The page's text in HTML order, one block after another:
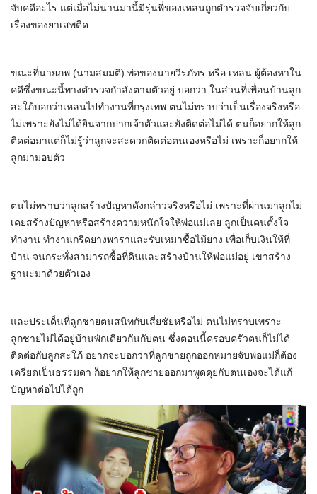
จับคดีอะไร แต่เมื่อไม่นานมานี้มีรุ่นพี่ของเหลนถูกตำรวจจับเกี่ยวกับ
เรื่องของยาเสพติด
ขณะที่นายภพ (นามสมมติ) พ่อของนายวีรภัทร หรือ เหลน ผู้ต้องหาใน
คดีซึ่งขณะนี้ทางตำรวจกำลังตามตัวอยู่ บอกว่า ในส่วนที่เพื่อนบ้านลูก
สะใภ้บอกว่าเหลนไปทำงานที่กรุงเทพ ตนไม่ทราบว่าเป็นเรื่องจริงหรือ
ไม่เพราะยังไม่ได้ยินจากปากเจ้าตัวและยังติดต่อไม่ได้ ตนก็อยากให้ลูก
ติดต่อมาแต่ก็ไม่รู้ว่าลูกจะสะดวกติดต่อตนเองหรือไม่ เพราะก็อยากให้
ลูกมามอบตัว
ตนไม่ทราบว่าลูกสร้างปัญหาดังกล่าวจริงหรือไม่ เพราะที่ผ่านมาลูกไม่
เคยสร้างปัญหาหรือสร้างความหนักใจให้พ่อแม่เลย ลูกเป็นคนตั้งใจ
ทำงาน ทำงานกรีดยางพาราและรับเหมาซื้อไม้ยาง เพื่อเก็บเงินให้ที่
บ้าน จนกระทั่งสามารถซื้อที่ดินและสร้างบ้านให้พ่อแม่อยู่ เขาสร้าง
ฐานะมาด้วยตัวเอง
และประเด็นที่ลูกชายตนสนิทกับเสี่ยชัยหรือไม่ ตนไม่ทราบเพราะ
ลูกชายไม่ได้อยู่บ้านพักเดียวกันกับตน ซึ่งตอนนี้ครอบครัวตนก็ไม่ได้
ติดต่อกับลูกสะใภ้ อยากจะบอกว่าที่ลูกชายถูกออกหมายจับพ่อแม่ก็ต้อง
เครียดเป็นธรรมดา ก็อยากให้ลูกชายออกมาพูดคุยกับตนเองจะได้แก้
ปัญหาต่อไปได้ถูก